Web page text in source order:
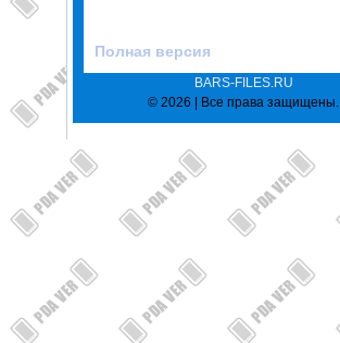
Полная версия
BARS-FILES.RU
© 2026 | Все права защищены.